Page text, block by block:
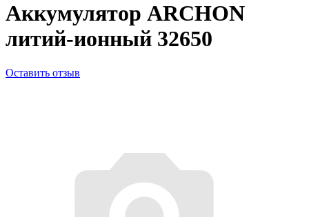
Аккумулятор ARCHON
литий-ионный 32650
Оставить отзыв